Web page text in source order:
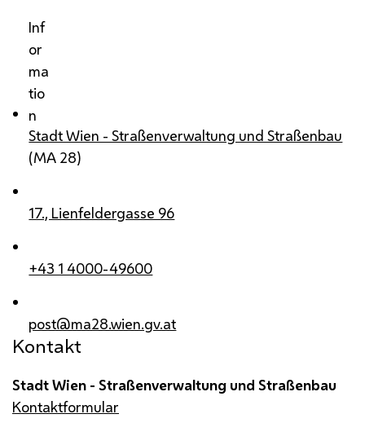
Inf
or
ma
tio
n
Stadt Wien - Straßenverwaltung und Straßenbau
(MA 28)
17., Lienfeldergasse 96
+43 1 4000-49600
post@ma28.wien.gv.at
Kontakt
Stadt Wien - Straßenverwaltung und Straßenbau
Kontaktformular